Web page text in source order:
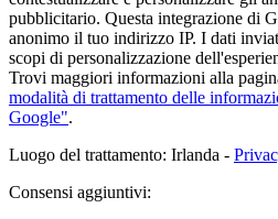
pubblicitario. Questa integrazione di
anonimo il tuo indirizzo IP. I dati
scopi di personalizzazione
Trovi maggiori informazioni alla
modalità di trattamento delle
Google".
Luogo del trattamento: Irlanda -
Consensi aggiuntivi: